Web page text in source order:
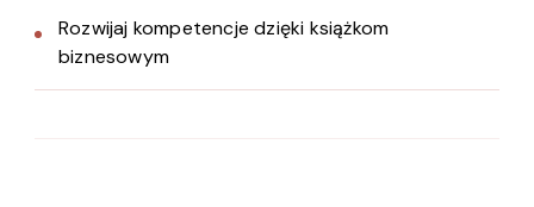
Rozwijaj kompetencje dzięki książkom
biznesowym